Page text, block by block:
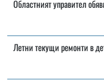
Областният управител
Летни текущи ремонти в